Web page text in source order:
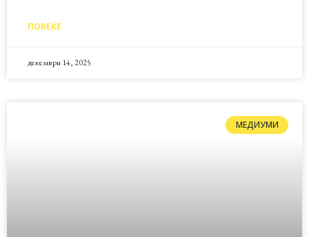
ПОВЕЌЕ
декември 14, 2025
МЕДИУМИ